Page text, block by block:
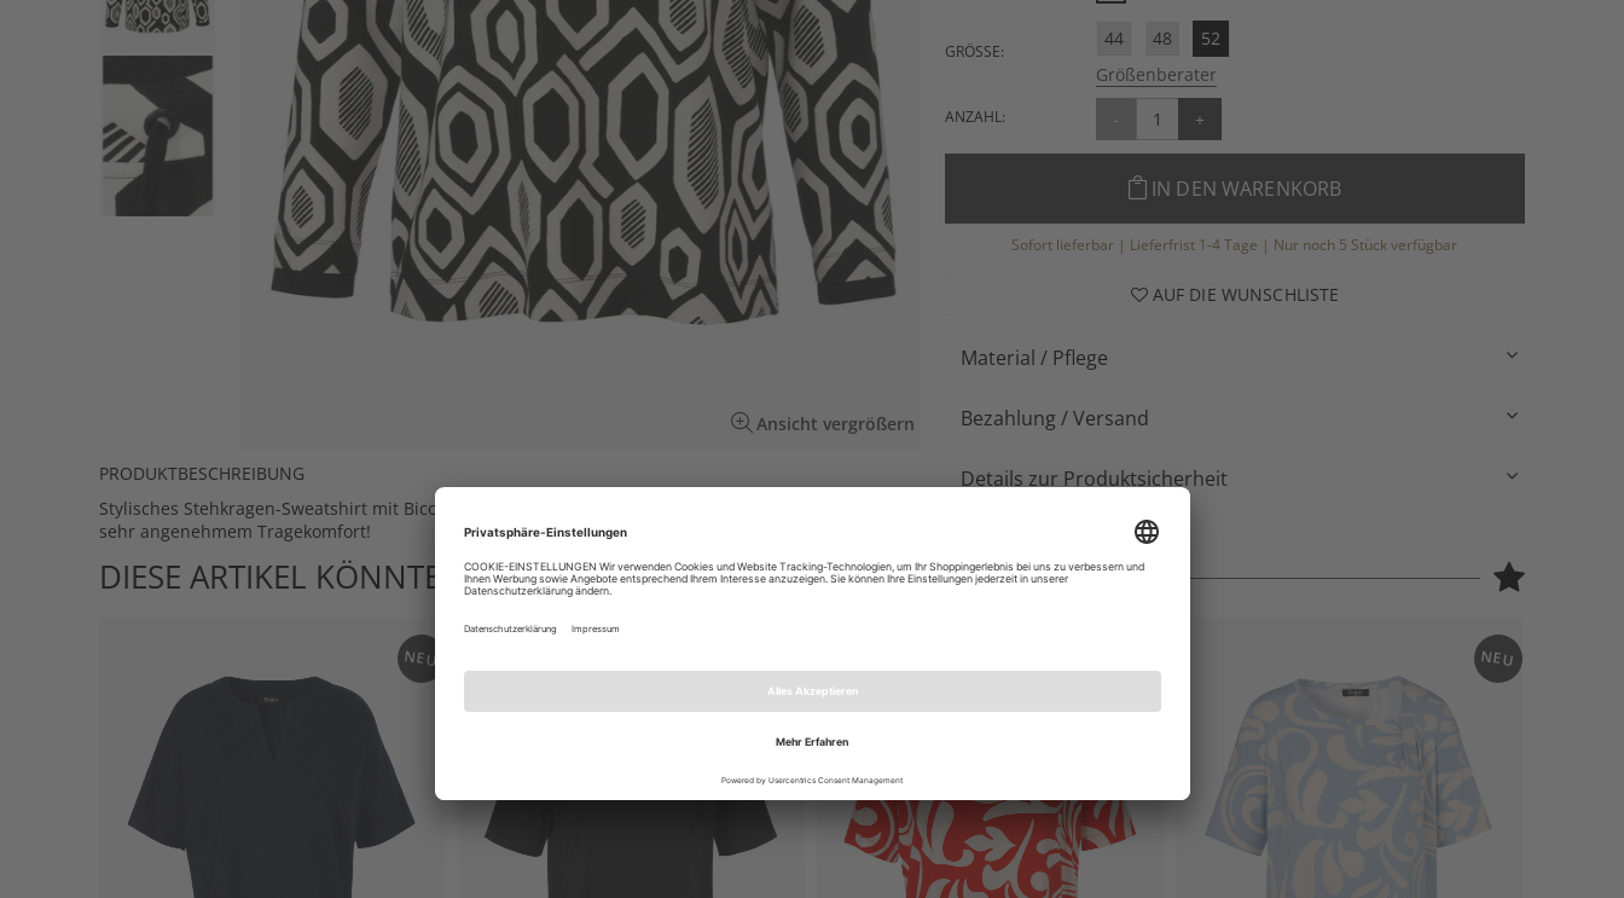
Ansicht vergrößern
PRODUKTBESCHREIBUNG
Stylisches Stehkragen-Sweatshirt mit Bicolor-Print in Ceme / Schwarz. Hochwertiger Materialmix mit
sehr angenehmem Tragekomfort!
GRÖSSE:
44 48
52
Größenberater
ANZAHL: - +
IN DEN WARENKORB
Sofort lieferbar | Lieferfrist 1-4 Tage | Nur noch 5 Stück verfügbar
AUF DIE WUNSCHLISTE
Material / Pflege
Bezahlung / Versand
Details zur Produktsicherheit
DIESE ARTIKEL KÖNNTEN IHNEN AUCH GEFALLEN
NEU NEU